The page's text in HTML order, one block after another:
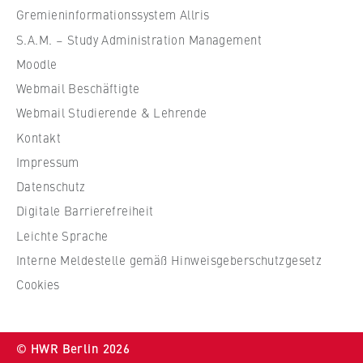
f
i
r
t
c
h
a
f
t
n
R
e
Gremieninformationssystem Allris
S.A.M. – Study Administration Management
Moodle
Webmail Beschäftigte
Webmail Studierende & Lehrende
Kontakt
Impressum
Datenschutz
Digitale Barrierefreiheit
Leichte Sprache
Interne Meldestelle gemäß Hinweisgeberschutzgesetz
Cookies
© HWR Berlin 2026